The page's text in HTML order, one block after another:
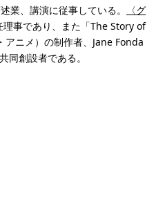
業、講演に従事している。
〈グ
理事であり、また「The Story of
ニメ）の制作者、Jane Fonda
同創設者である。